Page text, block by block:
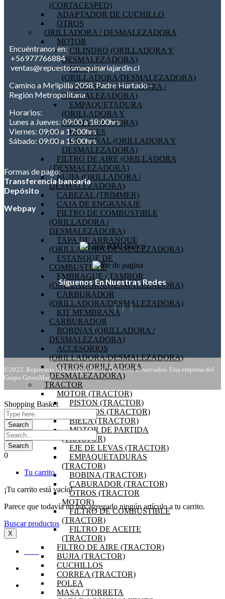
(CORTACESPED)
ADAPTADOR DE CUCHILLO
OTROS
ORILLADORA / DESMALEZADORA
MOTOR
CILINDRO (ORILLADORA Y
DESMALEZADORA)
PISTON
(ORILLADORA/DESMALEZADORA)
ANILLOS (ORILLADORA /
DESMALEZADORA)
EMPAQUETADURA
(ORILLADORA Y
DESMALEZADORA)
RETENES
CIGÜEÑAL (ORILLADORA Y
DESMALEZADORA)
FILTRO DE AIRE (ORILLADORA
/ DESMALEZADORA)
BUJIA (ORILLADORA /
DESMALEZADORA)
CABEZAL (TRIMMER)
CAJA DE ENGRANAJE
FILTRO DE COMBUSTIBLE
(ORILLADORA /
DESMALEZADORA)
TAPA DE ARRANQUE
(ORILLADORA/DESMALEZADORA)
ESTANQUE DE
COMBUSTIBLE
EMBRAGUE / TAMBOR
(ORILLADORA/DESMALEZADORA)
CARBURADOR
(ORILLADORA/DESMALEZADORA)
KIT MEMBRANA
CARBURADOR
BOBINAS (ORILLADORA /
DESMALEZADORA)
ACCESORIOS
(ORILLADORA/DESMALEZADORA)
OTROS (ORILLADORA
DESMALEZADORA)
TRACTOR
MOTOR (TRACTOR)
PISTON (TRACTOR)
ANILLOS (TRACTOR)
BIELA (TRACTOR)
MOTOR DE PARTIDA
(TRACTOR)
EJE DE LEVAS (TRACTOR)
EMPAQUETADURAS
(TRACTOR)
BOBINA (TRACTOR)
CABURADOR (TRACTOR)
OTROS (TRACTOR
MOTOR)
FILTRO DE COMBUSTIBLE
(TRACTOR)
FILTRO DE ACEITE
(TRACTOR)
FILTRO DE AIRE (TRACTOR)
BUJIA (TRACTOR)
CUCHILLOS
CORREA (TRACTOR)
POLEA
MASA / TORRETA
Encuéntranos en:
+56977766884
ventas@repuestosmaquinariajardin.cl
Camino a Melipilla 2058, Padre Hurtado –
Región Metropolitana
Horarios:
Lunes a Jueves: 09:00 a 18:00hrs
Viernes: 09:00 a 17:00hrs
Sábado: 09:00 a 15:00hrs
Formas de pago:
Transferencia bancaria
Depósito
Webpay
Síguenos En Nuestras Redes
©2023. Repuestos Maquinaria Jardín. Derechos Reservados. Una empresa del
Grupo GreenMaq
Shopping Basket
0
Tu carrito
¡Tu carrito está vacío!
Parece que todavía no has agregado ningún artículo a tu carrito.
Buscar productos
X
PRODUCTOS